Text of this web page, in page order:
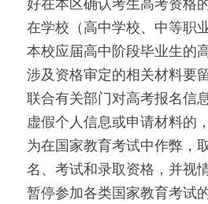
在学校（高中学校、中等职
本校应届高中阶段毕业生的
涉及资格审定的相关材料要
联合有关部门对高考报名信
虚假个人信息或申请材料的
为在国家教育考试中作弊，
名、考试和录取资格，并视
暂停参加各类国家教育考试的